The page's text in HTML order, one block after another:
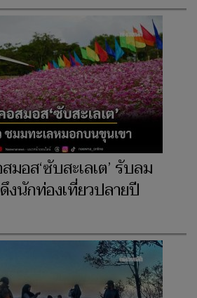
มอส‘ซับสะเลเต’ รับลม
งนักท่องเที่ยวปลายปี